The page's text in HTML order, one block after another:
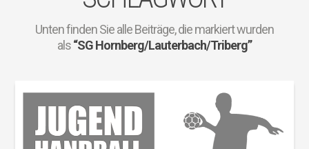
i
o
n
Unten finden Sie alle Beiträge, die markiert wurden
als“SG Hornberg/Lauterbach/Triberg”